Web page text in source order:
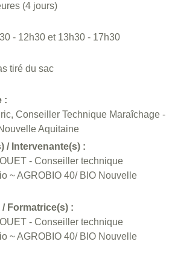
(4 jours)
- 12h30 et 13h30 - 17h30
tiré du sac
:
Conseiller Technique Maraîchage -
Aquitaine
/ Intervenante(s) :
- Conseiller technique
~ AGROBIO 40/ BIO Nouvelle
Formatrice(s) :
- Conseiller technique
~ AGROBIO 40/ BIO Nouvelle